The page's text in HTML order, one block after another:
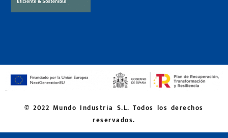
© 2022 Mundo Industria S.L. Todos los derechos
reservados.